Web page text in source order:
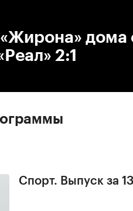
«Жирона» дома
2:1
Спорт. Выпуск за